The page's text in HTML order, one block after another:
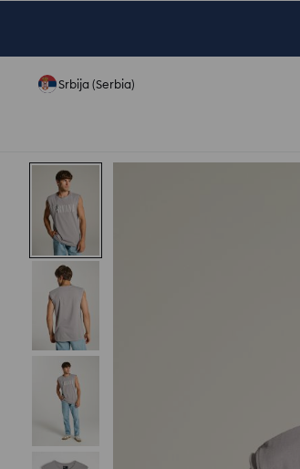
Srbija (Serbia)